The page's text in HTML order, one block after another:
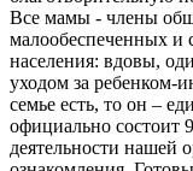
Все мамы - члены
малообеспеченных и
населения: вдовы,
уходом за ребенком-
семье есть, то он –
официально состоит
деятельности нашей